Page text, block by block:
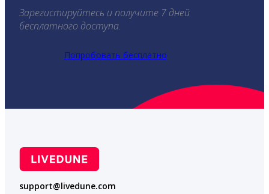
Зарегистируйтесь и получите 7 дней
бесплатного доступа.
Попробовать бесплатно
support@livedune.com